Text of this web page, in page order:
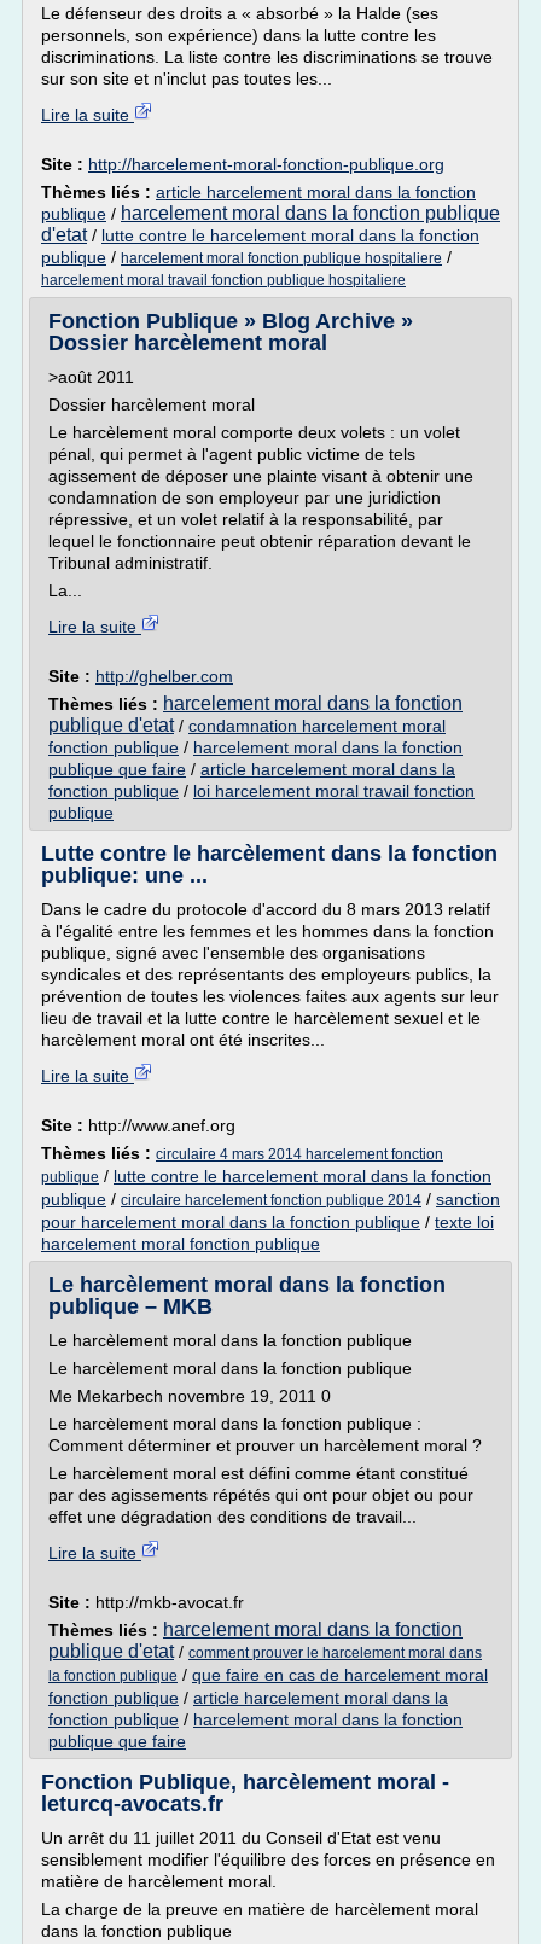
Le défenseur des droits a « absorbé » la Halde (ses
personnels, son expérience) dans la lutte contre les
discriminations. La liste contre les discriminations se trouve
sur son site et n'inclut pas toutes les...
Lire la suite
Site : http://harcelement-moral-fonction-publique.org
Thèmes liés : article harcelement moral dans la fonction
publique / harcelement moral dans la fonction publique
d'etat/ lutte contre le harcelement moral dans la fonction
publique / harcelement moral fonction publique hospitaliere /
harcelement moral travail fonction publique hospitaliere
Fonction Publique » Blog Archive »
Dossier harcèlement moral
>août 2011
Dossier harcèlement moral
Le harcèlement moral comporte deux volets : un volet
pénal, qui permet à l'agent public victime de tels
agissement de déposer une plainte visant à obtenir une
condamnation de son employeur par une juridiction
répressive, et un volet relatif à la responsabilité, par
lequel le fonctionnaire peut obtenir réparation devant le
Tribunal administratif.
La...
Lire la suite
Site : http://ghelber.com
Thèmes liés : harcelement moral dans la fonction
publique d'etat/ condamnation harcelement moral
fonction publique / harcelement moral dans la fonction
publique que faire / article harcelement moral dans la
fonction publique / loi harcelement moral travail fonction
publique
Lutte contre le harcèlement dans la fonction
publique: une ...
Dans le cadre du protocole d'accord du 8 mars 2013 relatif
à l'égalité entre les femmes et les hommes dans la fonction
publique, signé avec l'ensemble des organisations
syndicales et des représentants des employeurs publics, la
prévention de toutes les violences faites aux agents sur leur
lieu de travail et la lutte contre le harcèlement sexuel et le
harcèlement moral ont été inscrites...
Lire la suite
Site : http://www.anef.org
Thèmes liés : circulaire 4 mars 2014 harcelement fonction
publique / lutte contre le harcelement moral dans la fonction
publique / circulaire harcelement fonction publique 2014 / sanction
pour harcelement moral dans la fonction publique / texte loi
harcelement moral fonction publique
Le harcèlement moral dans la fonction
publique – MKB
Le harcèlement moral dans la fonction publique
Le harcèlement moral dans la fonction publique
Me Mekarbech novembre 19, 2011 0
Le harcèlement moral dans la fonction publique :
Comment déterminer et prouver un harcèlement moral ?
Le harcèlement moral est défini comme étant constitué
par des agissements répétés qui ont pour objet ou pour
effet une dégradation des conditions de travail...
Lire la suite
Site : http://mkb-avocat.fr
Thèmes liés : harcelement moral dans la fonction
publique d'etat/ comment prouver le harcelement moral dans
la fonction publique / que faire en cas de harcelement moral
fonction publique / article harcelement moral dans la
fonction publique / harcelement moral dans la fonction
publique que faire
Fonction Publique, harcèlement moral -
leturcq-avocats.fr
Un arrêt du 11 juillet 2011 du Conseil d'Etat est venu
sensiblement modifier l'équilibre des forces en présence en
matière de harcèlement moral.
La charge de la preuve en matière de harcèlement moral
dans la fonction publique